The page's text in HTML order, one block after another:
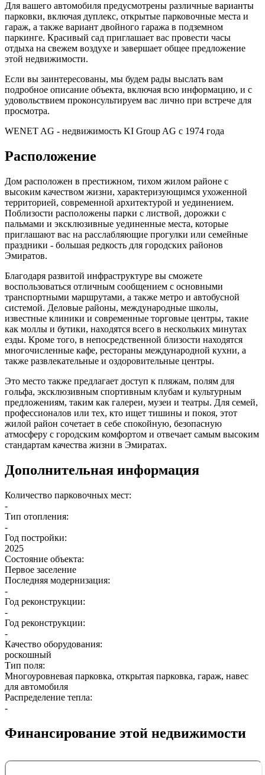
Для вашего автомобиля предусмотрены различные варианты
парковки, включая дуплекс, открытые парковочные места и
гараж, а также вариант двойного гаража в подземном
паркинге. Красивый сад приглашает вас провести часы
отдыха на свежем воздухе и завершает общее предложение
этой недвижимости.
Если вы заинтересованы, мы будем рады выслать вам
подробное описание объекта, включая всю информацию, и с
удовольствием проконсультируем вас лично при встрече для
просмотра.
WENET AG - недвижимость KI Group AG с 1974 года
Расположение
Дом расположен в престижном, тихом жилом районе с
высоким качеством жизни, характеризующимся ухоженной
территорией, современной архитектурой и уединением.
Поблизости расположены парки с листвой, дорожки с
пальмами и эксклюзивные уединенные места, которые
приглашают вас на расслабляющие прогулки или семейные
праздники - большая редкость для городских районов
Эмиратов.
Благодаря развитой инфраструктуре вы сможете
воспользоваться отличным сообщением с основными
транспортными маршрутами, а также метро и автобусной
системой. Деловые районы, международные школы,
известные клиники и современные торговые центры, такие
как моллы и бутики, находятся всего в нескольких минутах
езды. Кроме того, в непосредственной близости находятся
многочисленные кафе, рестораны международной кухни, а
также развлекательные и оздоровительные центры.
Это место также предлагает доступ к пляжам, полям для
гольфа, эксклюзивным спортивным клубам и культурным
предложениям, таким как галереи, музеи и театры. Для семей,
профессионалов или тех, кто ищет тишины и покоя, этот
жилой район сочетает в себе спокойную, безопасную
атмосферу с городским комфортом и отвечает самым высоким
стандартам качества жизни в Эмиратах.
Дополнительная информация
Количество парковочных мест:
-
Тип отопления:
-
Год постройки:
2025
Состояние объекта:
Первое заселение
Последняя модернизация:
-
Год реконструкции:
-
Год реконструкции:
-
Качество оборудования:
роскошный
Тип поля:
Многоуровневая парковка, открытая парковка, гараж, навес
для автомобиля
Распределение тепла:
-
Финансирование этой недвижимости